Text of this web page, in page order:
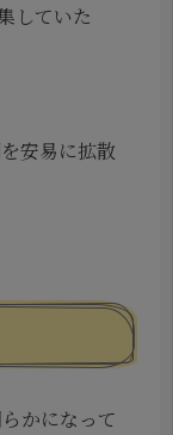
していた
安易に拡散
かになって